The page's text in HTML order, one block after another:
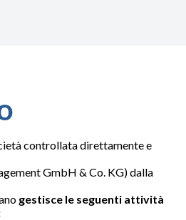
controllata direttamente e
GmbH & Co. KG) dalla
gestisce le seguenti attività